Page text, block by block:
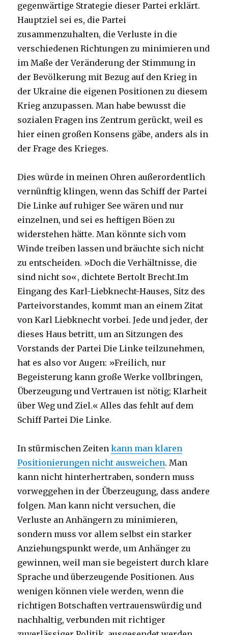
gegenwärtige Strategie dieser Partei erklärt.
Hauptziel sei es, die Partei
zusammenzuhalten, die Verluste in die
verschiedenen Richtungen zu minimieren und
im Maße der Veränderung der Stimmung in
der Bevölkerung mit Bezug auf den Krieg in
der Ukraine die eigenen Positionen zu diesem
Krieg anzupassen. Man habe bewusst die
sozialen Fragen ins Zentrum gerückt, weil es
hier einen großen Konsens gäbe, anders als in
der Frage des Krieges.
Dies würde in meinen Ohren außerordentlich
vernünftig klingen, wenn das Schiff der Partei
Die Linke auf ruhiger See wären und nur
einzelnen, und sei es heftigen Böen zu
widerstehen hätte. Man könnte sich vom
Winde treiben lassen und bräuchte sich nicht
zu entscheiden. »Doch die Verhältnisse, die
sind nicht so«, dichtete Bertolt Brecht.Im
Eingang des Karl-Liebknecht-Hauses, Sitz des
Parteivorstandes, kommt man an einem Zitat
von Karl Liebknecht vorbei. Jede und jeder, der
dieses Haus betritt, um an Sitzungen des
Vorstands der Partei Die Linke teilzunehmen,
hat es also vor Augen: »Freilich, nur
Begeisterung kann große Werke vollbringen,
Überzeugung und Vertrauen ist nötig; Klarheit
über Weg und Ziel.« Alles das fehlt auf dem
Schiff Partei Die Linke.
In stürmischen Zeitenkann man klaren
Positionierungen nicht ausweichen. Man
kann nicht hinterhertraben, sondern muss
vorweggehen in der Überzeugung, dass andere
folgen. Man kann nicht versuchen, die
Verluste an Anhängern zu minimieren,
sondern muss vor allem selbst ein starker
Anziehungspunkt werde, um Anhänger zu
gewinnen, weil man sie begeistert durch klare
Sprache und überzeugende Positionen. Aus
wenigen können viele werden, wenn die
richtigen Botschaften vertrauenswürdig und
nachhaltig, verbunden mit richtiger